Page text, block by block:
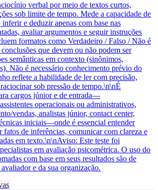
verbal por meio de textos curtos,
sob limite de tempo. Mede a capacidade de
e deduzir apenas com base nas
avaliar argumentos e seguir instruções
formatos como Verdadeiro / Falso / Não é
que devem ou não podem ser
semânticas em contexto (sinônimos,
Não é necessário conhecimento prévio do
reflete a habilidade de ler com precisão,
sob pressão de tempo.\n\nÉ
cargos júnior e de entrada—
operacionais ou administrativos,
vendas, analistas júnior, contact center,
iniciais—onde é essencial entender
fatos de inferências, comunicar com clareza e
em texto.\n\nAviso: Este teste foi
em avaliação psicométrica. O uso do
com base em seus resultados são de
e da sua organização.